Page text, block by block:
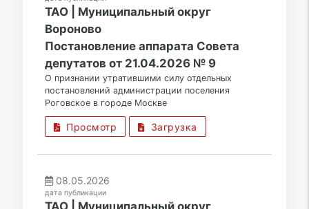
ТАО | Муниципальный округ
Вороново
Постановление аппарата Совета
депутатов от 21.04.2026 № 9
О признании утратившими силу отдельных
постановлений администрации поселения
Роговское в городе Москве
Просмотр Загрузка
08.05.2026
дата публикации